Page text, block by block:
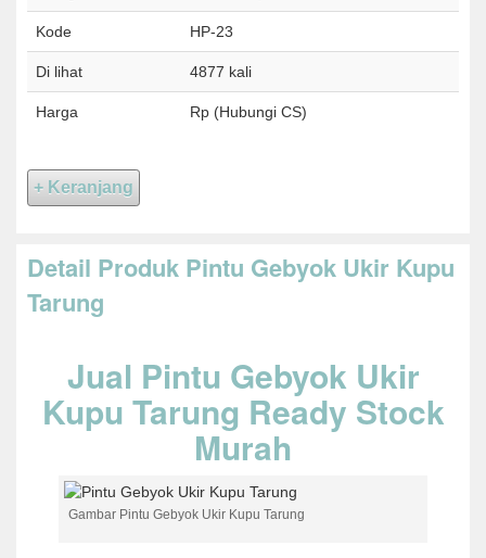
Kode HP-23
Di lihat 4877 kali
Harga Rp (Hubungi CS)
Detail Produk Pintu Gebyok Ukir Kupu
Tarung
Jual Pintu Gebyok Ukir
Kupu Tarung Ready Stock
Murah
Gambar Pintu Gebyok Ukir Kupu Tarung